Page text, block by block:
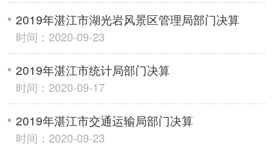
2019年湛江市湖光岩风景区管理局部门决算
时间：2020-09-23
2019年湛江市统计局部门决算
时间：2020-09-17
2019年湛江市交通运输局部门决算
时间：2020-09-23